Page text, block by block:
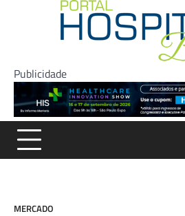
Publicidade
MERCADO